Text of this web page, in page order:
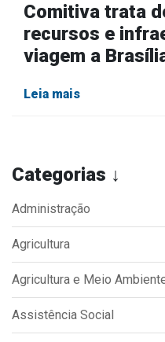
Categorias ↓
Administração
Agricultura
Agricultura e Meio
Assistência Social
Comitiva trata
recursos e
viagem a
Leia mais